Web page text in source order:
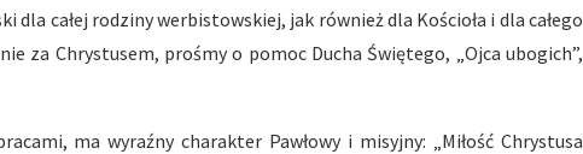
dla całej rodziny werbistowskiej, jak również dla Kościoła i dla całego
za Chrystusem, prośmy o pomoc Ducha Świętego, „Ojca ubogich”,
ma wyraźny charakter Pawłowy i misyjny: „Miłość Chrystusa